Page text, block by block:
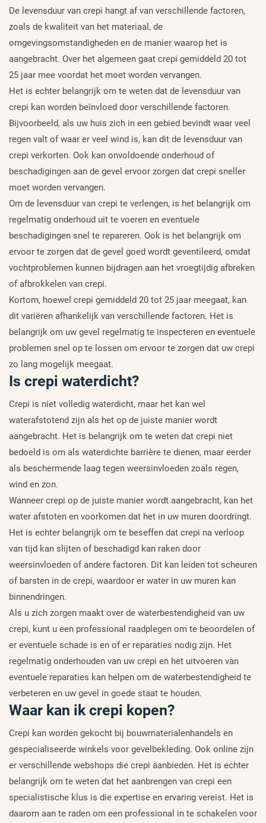
De levensduur van crepi hangt af van verschillende factoren,
zoals de kwaliteit van het materiaal, de
omgevingsomstandigheden en de manier waarop het is
aangebracht. Over het algemeen gaat crepi gemiddeld 20 tot
25 jaar mee voordat het moet worden vervangen.
Het is echter belangrijk om te weten dat de levensduur van
crepi kan worden beïnvloed door verschillende factoren.
Bijvoorbeeld, als uw huis zich in een gebied bevindt waar veel
regen valt of waar er veel wind is, kan dit de levensduur van
crepi verkorten. Ook kan onvoldoende onderhoud of
beschadigingen aan de gevel ervoor zorgen dat crepi sneller
moet worden vervangen.
Om de levensduur van crepi te verlengen, is het belangrijk om
regelmatig onderhoud uit te voeren en eventuele
beschadigingen snel te repareren. Ook is het belangrijk om
ervoor te zorgen dat de gevel goed wordt geventileerd, omdat
vochtproblemen kunnen bijdragen aan het vroegtijdig afbreken
of afbrokkelen van crepi.
Kortom, hoewel crepi gemiddeld 20 tot 25 jaar meegaat, kan
dit variëren afhankelijk van verschillende factoren. Het is
belangrijk om uw gevel regelmatig te inspecteren en eventuele
problemen snel op te lossen om ervoor te zorgen dat uw crepi
zo lang mogelijk meegaat.
Is crepi waterdicht?
Crepi is niet volledig waterdicht, maar het kan wel
waterafstotend zijn als het op de juiste manier wordt
aangebracht. Het is belangrijk om te weten dat crepi niet
bedoeld is om als waterdichte barrière te dienen, maar eerder
als beschermende laag tegen weersinvloeden zoals regen,
wind en zon.
Wanneer crepi op de juiste manier wordt aangebracht, kan het
water afstoten en voorkomen dat het in uw muren doordringt.
Het is echter belangrijk om te beseffen dat crepi na verloop
van tijd kan slijten of beschadigd kan raken door
weersinvloeden of andere factoren. Dit kan leiden tot scheuren
of barsten in de crepi, waardoor er water in uw muren kan
binnendringen.
Als u zich zorgen maakt over de waterbestendigheid van uw
crepi, kunt u een professional raadplegen om te beoordelen of
er eventuele schade is en of er reparaties nodig zijn. Het
regelmatig onderhouden van uw crepi en het uitvoeren van
eventuele reparaties kan helpen om de waterbestendigheid te
verbeteren en uw gevel in goede staat te houden.
Waar kan ik crepi kopen?
Crepi kan worden gekocht bij bouwmaterialenhandels en
gespecialiseerde winkels voor gevelbekleding. Ook online zijn
er verschillende webshops die crepi aanbieden. Het is echter
belangrijk om te weten dat het aanbrengen van crepi een
specialistische klus is die expertise en ervaring vereist. Het is
daarom aan te raden om een professional in te schakelen voor